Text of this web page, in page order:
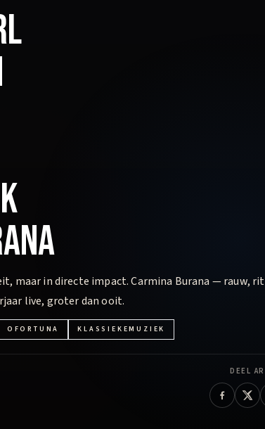
maar in directe impact. Carmina Burana — rauw,
live, groter dan ooit.
OFORTUNA KLASSIEKEMUZIEK
DEEL